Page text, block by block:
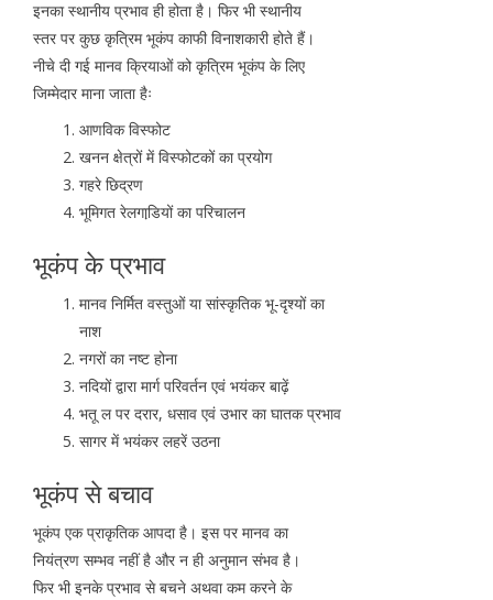
इनका स्थानीय प्रभाव ही होता है। फिर भी स्थानीय
स्तर पर कुछ कृत्रिम भूकंप काफी विनाशकारी होते हैं।
नीचे दी गई मानव क्रियाओं को कृत्रिम भूकंप के लिए
जिम्मेदार माना जाता हैः
आणविक विस्फोट
खनन क्षेत्रों में विस्फोटकों का प्रयोग
गहरे छिद्रण
भूमिगत रेलगाडि़यों का परिचालन
भूकंप के प्रभाव
मानव निर्मित वस्तुओं या सांस्कृतिक भू-दृश्यों का
नाश
नगरों का नष्ट होना
नदियों द्वारा मार्ग परिवर्तन एवं भयंकर बाढ़ें
भतू ल पर दरार, धसाव एवं उभार का घातक प्रभाव
सागर में भयंकर लहरें उठना
भूकंप से बचाव
भूकंप एक प्राकृतिक आपदा है। इस पर मानव का
नियंत्रण सम्भव नहीं है और न ही अनुमान संभव है।
फिर भी इनके प्रभाव से बचने अथवा कम करने के